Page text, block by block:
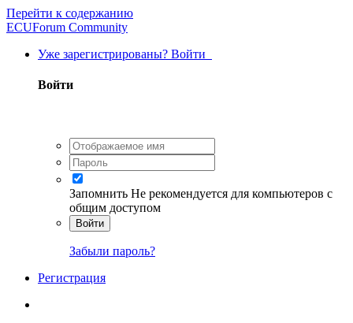
Перейти к содержанию
ECUForum Community
Уже зарегистрированы? Войти
Войти
Запомнить Не рекомендуется для компьютеров с
общим доступом
Войти
Забыли пароль?
Регистрация